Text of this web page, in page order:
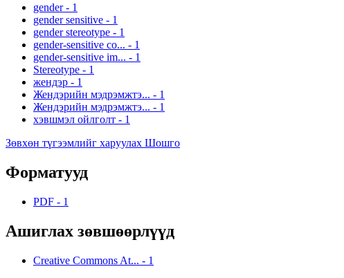
gender - 1
gender sensitive - 1
gender stereotype - 1
gender-sensitive co... - 1
gender-sensitive im... - 1
Stereotype - 1
жендэр - 1
Жендэрийн мэдрэмжтэ... - 1
Жендэрийн мэдрэмжтэ... - 1
хэвшмэл ойлголт - 1
Зөвхөн түгээмлийг харуулах Шошго
Форматууд
PDF - 1
Ашиглах зөвшөөрлүүд
Creative Commons At... - 1